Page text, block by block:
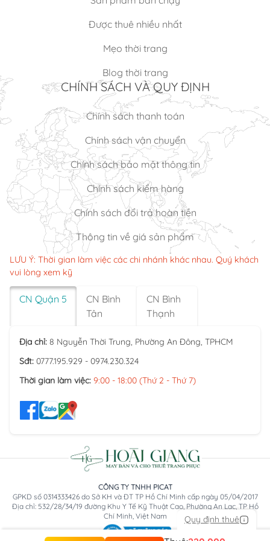
Quy định thuê
Được thuê nhiều nhất
Mẹo thời trang
Blog thời trang
CHÍNH SÁCH VÀ QUY ĐỊNH
Chính sách thanh toán
Chính sách vận chuyển
Chính sách bảo mật thông tin
Chính sách kiểm hàng
Chính sách đổi trả hoàn tiền
Thông tin về giá sản phẩm
LƯU Ý: Thời gian làm việc các chi nhánh khác nhau. Quý khách
vui lòng xem kỹ
CN Quận 5
CN Bình
Tân
CN Bình
Thạnh
Địa chỉ: 8 Nguyễn Thời Trung, Phường An Đông, TPHCM
Sđt: 0777.195.929 - 0974.230.324
Thời gian làm việc: 9:00 - 18:00 (Thứ 2 - Thứ 7)
CÔNG TY TNHH PICAT
GPKD số 0314333426 do Sở KH và ĐT TP Hồ Chí Minh cấp ngày 05/04/2017
Địa chỉ: 532/28/34/19 đường Khu Y Tế Kỹ Thuật Cao, Phường An Lạc, TP Hồ
Chí Minh, Việt Nam